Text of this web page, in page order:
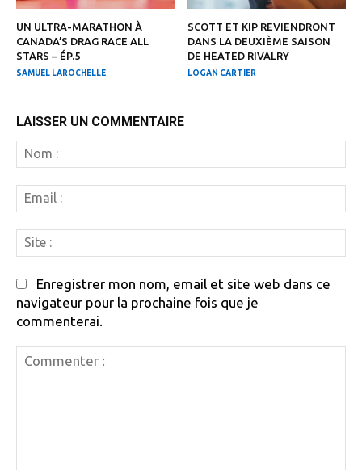
UN ULTRA-MARATHON À
CANADA’S DRAG RACE ALL
STARS – ÉP.5
SAMUEL LAROCHELLE
SCOTT ET KIP REVIENDRONT
DANS LA DEUXIÈME SAISON
DE HEATED RIVALRY
LOGAN CARTIER
LAISSER UN COMMENTAIRE
:
:
:
Enregistrer mon nom, email et site web dans ce
navigateur pour la prochaine fois que je
commenterai.